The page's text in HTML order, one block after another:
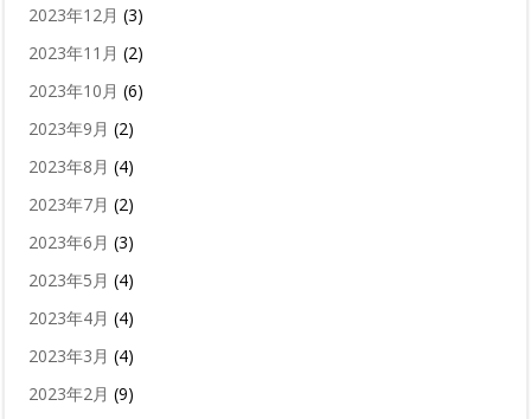
2023年12月 (3)
2023年11月 (2)
2023年10月 (6)
2023年9月 (2)
2023年8月 (4)
2023年7月 (2)
2023年6月 (3)
2023年5月 (4)
2023年4月 (4)
2023年3月 (4)
2023年2月 (9)